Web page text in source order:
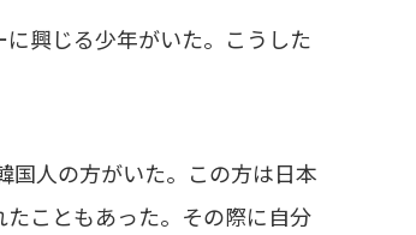
興じる少年がいた。こうした
人の方がいた。この方は日本
こともあった。その際に自分